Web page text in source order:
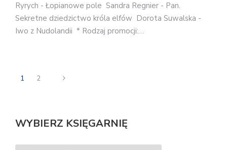
Ryrych - Łopianowe pole Sandra Regnier - Pan.
Sekretne dziedzictwo króla elfów Dorota Suwalska -
Iwo z Nudolandii * Rodzaj promocji:…
1 2
WYBIERZ KSIĘGARNIĘ